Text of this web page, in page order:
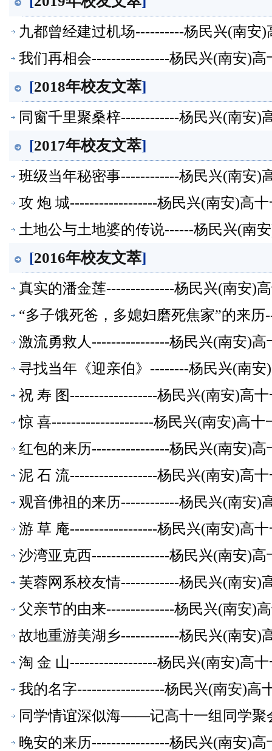
九都曾经建过机场----------杨民兴(南安
我们再相会----------------杨民兴(南安)
[2018年校友文萃]
同窗千里聚桑梓------------杨民兴(南安)
[2017年校友文萃]
班级当年秘密事------------杨民兴(南安)
攻 炮 城------------------杨民兴(南安)高
土地公与土地婆的传说------杨民兴(南
[2016年校友文萃]
真实的潘金莲--------------杨民兴(南安)
“多子饿死爸，多媳妇磨死焦家”的来
激流勇救人----------------杨民兴(南安)
寻找当年《迎亲伯》--------杨民兴(南
祝 寿 图------------------杨民兴(南安)高
惊 喜---------------------杨民兴(南安)高十
红包的来历----------------杨民兴(南安)
泥 石 流------------------杨民兴(南安)高
观音佛祖的来历------------杨民兴(南安)
游 草 庵------------------杨民兴(南安)高
沙湾亚克西----------------杨民兴(南安)
芙蓉网系校友情------------杨民兴(南安)
父亲节的由来--------------杨民兴(南安)
故地重游美湖乡------------杨民兴(南安)
淘 金 山------------------杨民兴(南安)高
我的名字------------------杨民兴(南安)高
同学情谊深似海——记高十一组同学聚
晚安的来历----------------杨民兴(南安)